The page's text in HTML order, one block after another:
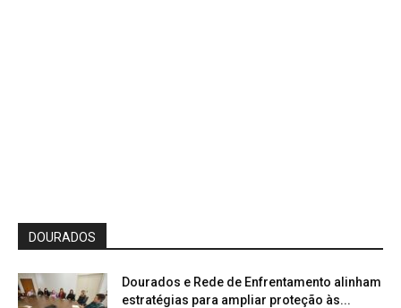
DOURADOS
Dourados e Rede de Enfrentamento alinham
estratégias para ampliar proteção às...